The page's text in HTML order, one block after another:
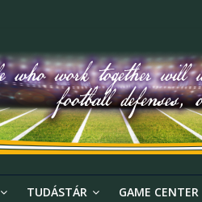
TUDÁSTÁR GAME CENTER